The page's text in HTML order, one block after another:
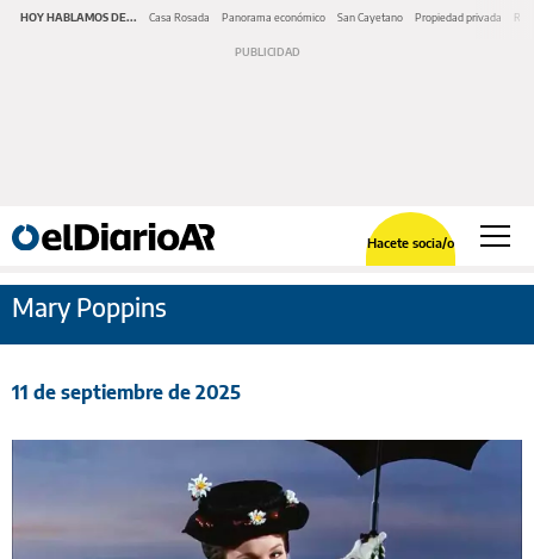
HOY HABLAMOS DE... Casa Rosada Panorama económico San Cayetano Propiedad privada
Hacete socia/o
Mary Poppins
11 de septiembre de 2025